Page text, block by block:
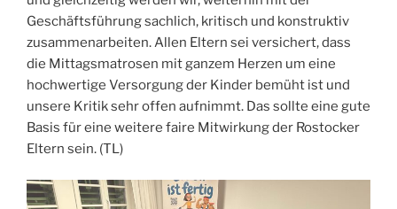
Geschäftsführung sachlich, kritisch und konstruktiv
zusammenarbeiten. Allen Eltern sei versichert, dass
die Mittagsmatrosen mit ganzem Herzen um eine
hochwertige Versorgung der Kinder bemüht ist und
unsere Kritik sehr offen aufnimmt. Das sollte eine gute
Basis für eine weitere faire Mitwirkung der Rostocker
Eltern sein. (TL)